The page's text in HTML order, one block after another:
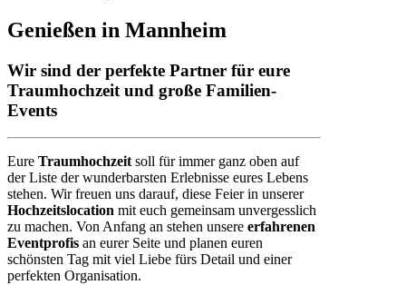
Genießen in Mannheim
Wir sind der perfekte Partner für eure
Traumhochzeit und große Familien-
Events
Eure Traumhochzeit soll für immer ganz oben auf
der Liste der wunderbarsten Erlebnisse eures Lebens
stehen. Wir freuen uns darauf, diese Feier in unserer
Hochzeitslocation mit euch gemeinsam unvergesslich
zu machen. Von Anfang an stehen unsere erfahrenen
Eventprofis an eurer Seite und planen euren
schönsten Tag mit viel Liebe fürs Detail und einer
perfekten Organisation.